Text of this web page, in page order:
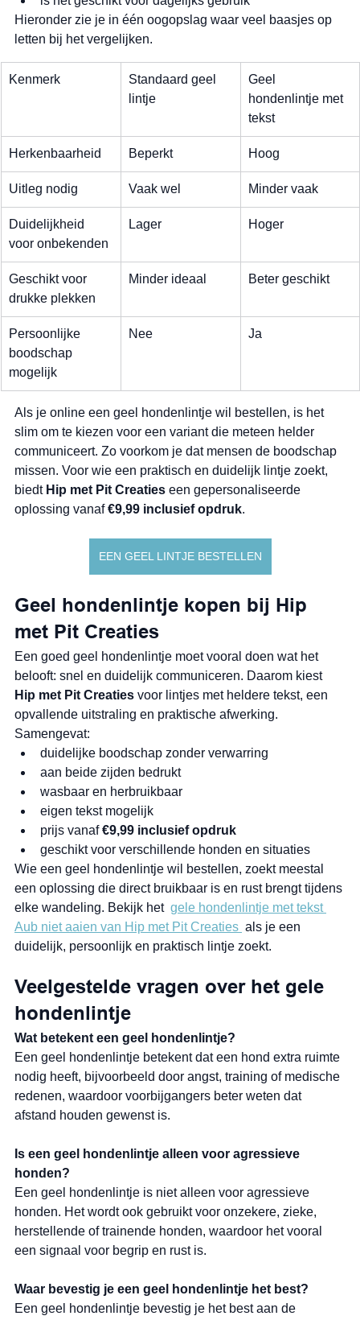
Hieronder zie je in één oogopslag waar veel baasjes op
letten bij het vergelijken.
Kenmerk
Standaard geel
lintje
Geel
hondenlintje met
tekst
Herkenbaarheid Beperkt Hoog
Uitleg nodig Vaak wel Minder vaak
Duidelijkheid
voor onbekenden
Lager Hoger
Geschikt voor
drukke plekken
Minder ideaal Beter geschikt
Persoonlijke
boodschap
mogelijk
Nee Ja
Als je online een geel hondenlintje wil bestellen, is het
slim om te kiezen voor een variant die meteen helder
communiceert. Zo voorkom je dat mensen de boodschap
missen. Voor wie een praktisch en duidelijk lintje zoekt,
biedt Hip met Pit Creaties een gepersonaliseerde
oplossing vanaf €9,99 inclusief opdruk.
EEN GEEL LINTJE BESTELLEN
Geel hondenlintje kopen bij Hip
met Pit Creaties
Een goed geel hondenlintje moet vooral doen wat het
belooft: snel en duidelijk communiceren. Daarom kiest
Hip met Pit Creaties voor lintjes met heldere tekst, een
opvallende uitstraling en praktische afwerking.
Samengevat:
duidelijke boodschap zonder verwarring
aan beide zijden bedrukt
wasbaar en herbruikbaar
eigen tekst mogelijk
prijs vanaf €9,99 inclusief opdruk
geschikt voor verschillende honden en situaties
Wie een geel hondenlintje wil bestellen, zoekt meestal
een oplossing die direct bruikbaar is en rust brengt tijdens
elke wandeling. Bekijk het gele hondenlintje met tekst
Aub niet aaien van Hip met Pit Creaties als je een
duidelijk, persoonlijk en praktisch lintje zoekt.
Veelgestelde vragen over het gele
hondenlintje
Wat betekent een geel hondenlintje?
Een geel hondenlintje betekent dat een hond extra ruimte
nodig heeft, bijvoorbeeld door angst, training of medische
redenen, waardoor voorbijgangers beter weten dat
afstand houden gewenst is.
Is een geel hondenlintje alleen voor agressieve
honden?
Een geel hondenlintje is niet alleen voor agressieve
honden. Het wordt ook gebruikt voor onzekere, zieke,
herstellende of trainende honden, waardoor het vooral
een signaal voor begrip en rust is.
Waar bevestig je een geel hondenlintje het best?
Een geel hondenlintje bevestig je het best aan de